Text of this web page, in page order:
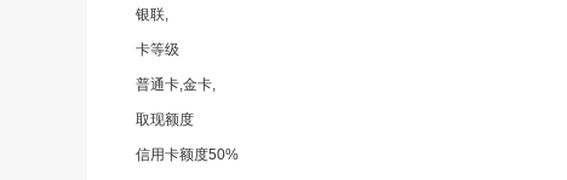
银联,
卡等级
普通卡,金卡,
取现额度
信用卡额度50%